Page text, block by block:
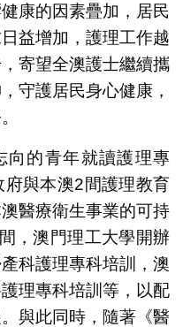
康的因素疊加，居民
益增加，護理工作越
寄望全澳護士繼續攜
守護居民身心健康，
向的青年就讀護理專
與本澳2間護理教育
醫療衛生事業的可持
，澳門理工大學開辦
科護理專科培訓，澳
理專科培訓等，以配
與此同時，隨著《醫